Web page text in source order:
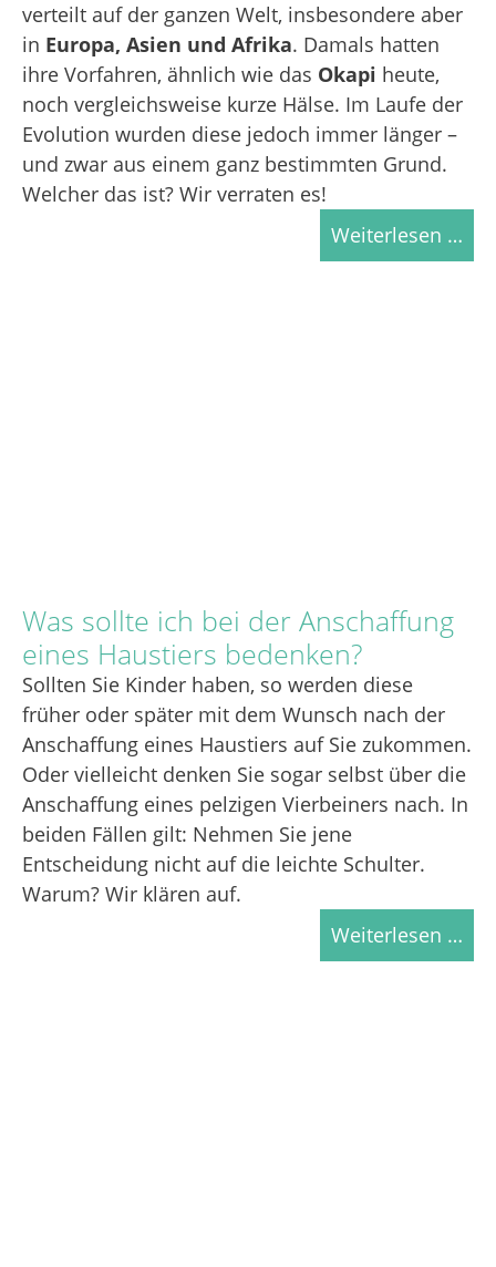
verteilt auf der ganzen Welt, insbesondere aber
in Europa, Asien und Afrika. Damals hatten
ihre Vorfahren, ähnlich wie das Okapi heute,
noch vergleichsweise kurze Hälse. Im Laufe der
Evolution wurden diese jedoch immer länger –
und zwar aus einem ganz bestimmten Grund.
Welcher das ist? Wir verraten es!
Weiterlesen …
Was sollte ich bei der Anschaffung
eines Haustiers bedenken?
Sollten Sie Kinder haben, so werden diese
früher oder später mit dem Wunsch nach der
Anschaffung eines Haustiers auf Sie zukommen.
Oder vielleicht denken Sie sogar selbst über die
Anschaffung eines pelzigen Vierbeiners nach. In
beiden Fällen gilt: Nehmen Sie jene
Entscheidung nicht auf die leichte Schulter.
Warum? Wir klären auf.
Weiterlesen …